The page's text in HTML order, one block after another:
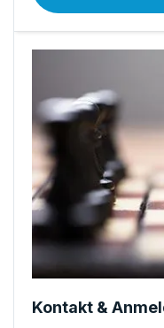
Kontakt &